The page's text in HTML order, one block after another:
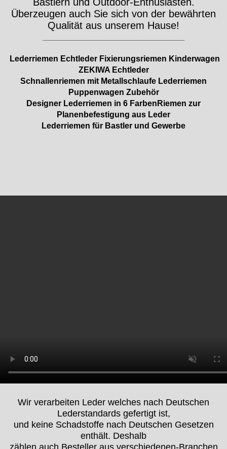
Überzeugen auch Sie sich von der bewährten
Qualität aus unserem Hause!
Lederriemen Echtleder Fixierungsriemen Kinderwagen
ZEKIWA Echtleder
Schnallenriemen mit Metallschlaufe Lederriemen
Puppenwagen Zubehör
Designer Lederriemen in 6 FarbenRiemen zur
Planenbefestigung aus Leder
Lederriemen für Bastler und Gewerbe
Wir verarbeiten Leder welches nach Deutschen
Lederstandards gefertigt ist,
und keine Schadstoffe nach Deutschen Gesetzen
enthält. Deshalb
zählen auch Besteller aus verschiedenen-Branchen